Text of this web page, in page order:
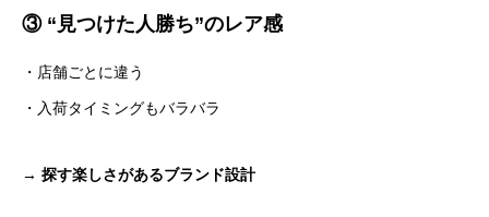
③ “見つけた人勝ち”のレア感
・店舗ごとに違う
・入荷タイミングもバラバラ
→ 探す楽しさがあるブランド設計